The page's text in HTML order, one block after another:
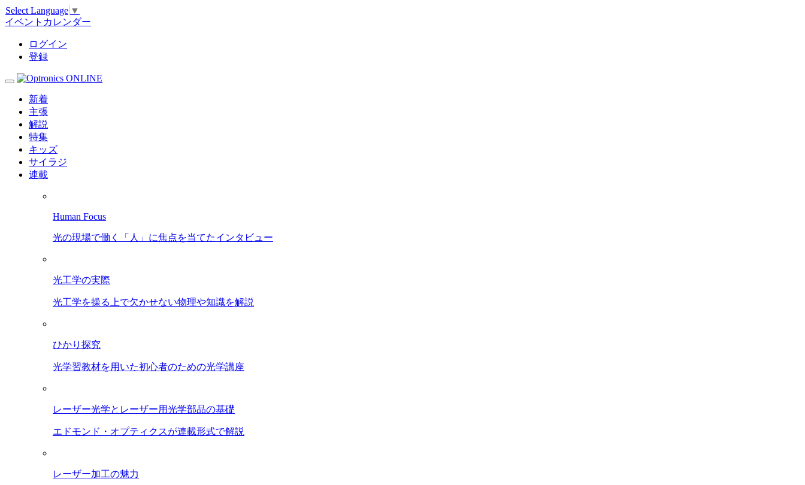
Select Language ▼
イベントカレンダー
ログイン
登録
新着
主張
解説
特集
キッズ
サイラジ
連載
Human Focus
光の現場で働く「人」に焦点を当てたインタビュー
光工学の実際
光工学を操る上で欠かせない物理や知識を解説
ひかり探究
光学習教材を用いた初心者のための光学講座
レーザー光学とレーザー用光学部品の基礎
エドモンド・オプティクスが連載形式で解説
レーザー加工の魅力